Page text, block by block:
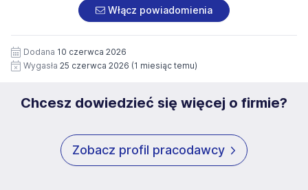
pod numerem 33 816 64 09 lub pisemnie na adres
siedziby administratora.
https://www.workprofit.pl/klauzula-informacyjna.html
załączonych dokumentach aplikacyjnych (w tym
wizerunku), na potrzeby przyszłych rekrutacji przez okres
12 miesięcy. Zgoda jest dobrowolna i może być w każdym
czasie wycofana.
Włącz powiadomienia
Dodana 10 czerwca 2026
Wygasła 25 czerwca 2026 (1 miesiąc temu)
Chcesz dowiedzieć się więcej o firmie?
Zobacz profil pracodawcy